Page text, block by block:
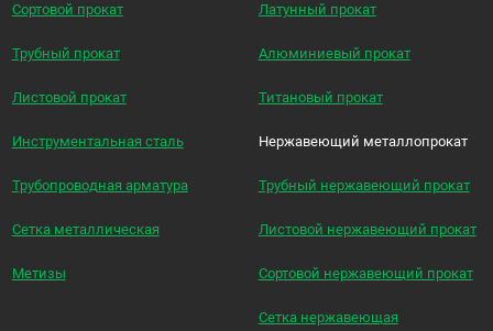
Сортовой прокат
Трубный прокат
Листовой прокат
Инструментальная сталь
Трубопроводная арматура
Сетка металлическая
Метизы
Латунный прокат
Алюминиевый прокат
Титановый прокат
Нержавеющий металлопрокат
Трубный нержавеющий прокат
Листовой нержавеющий прокат
Сортовой нержавеющий прокат
Сетка нержавеющая